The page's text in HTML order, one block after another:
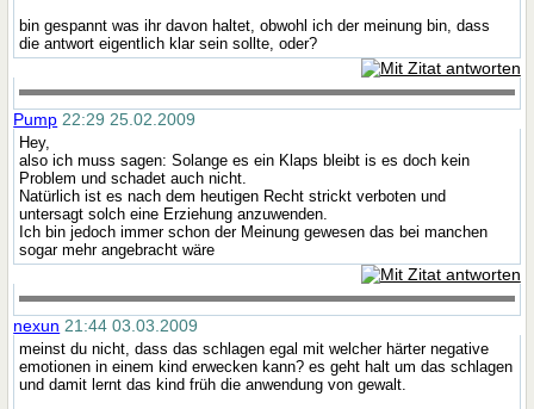
bin gespannt was ihr davon haltet, obwohl ich der meinung bin, dass
die antwort eigentlich klar sein sollte, oder?
Pump 22:29 25.02.2009
Hey,
also ich muss sagen: Solange es ein Klaps bleibt is es doch kein
Problem und schadet auch nicht.
Natürlich ist es nach dem heutigen Recht strickt verboten und
untersagt solch eine Erziehung anzuwenden.
Ich bin jedoch immer schon der Meinung gewesen das bei manchen
sogar mehr angebracht wäre
nexun 21:44 03.03.2009
meinst du nicht, dass das schlagen egal mit welcher härter negative
emotionen in einem kind erwecken kann? es geht halt um das schlagen
und damit lernt das kind früh die anwendung von gewalt.